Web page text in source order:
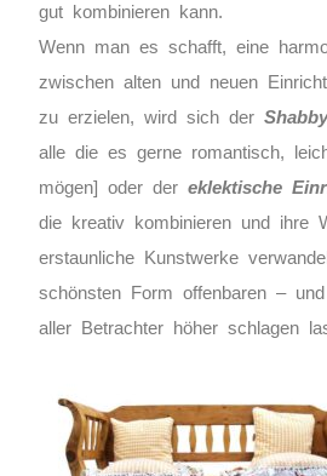
gut kombinieren kann.
Wenn man es schafft, eine
zwischen alten und neuen
zu erzielen, wird sich der
alle die es gerne romantisch,
mögen] oder dereklektische
die kreativ kombinieren und ihre
erstaunliche Kunstwerke
schönsten Form offenbaren –
aller Betrachter höher schlagen